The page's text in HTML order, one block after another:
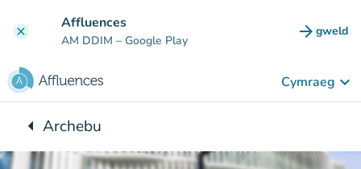
clear Affluences
AM DDIM – Google Play arrow_forward gweld
(tab
Cymraeg keyboard_arrow_down
arrow_leftYn ôl i:
Archebu